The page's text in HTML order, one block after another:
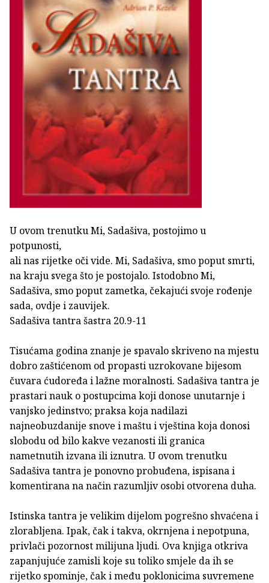
U ovom trenutku Mi, Sadašiva, postojimo u
potpunosti,
ali nas rijetke oči vide. Mi, Sadašiva, smo poput smrti,
na kraju svega što je postojalo. Istodobno Mi,
Sadašiva, smo poput zametka, čekajući svoje rođenje
sada, ovdje i zauvijek.
Sadašiva tantra šastra 20.9-11
Tisućama godina znanje je spavalo skriveno na mjestu
dobro zaštićenom od propasti uzrokovane bijesom
čuvara ćudoređa i lažne moralnosti. Sadašiva tantra je
prastari nauk o postupcima koji donose unutarnje i
vanjsko jedinstvo; praksa koja nadilazi
najneobuzdanije snove i maštu i vještina koja donosi
slobodu od bilo kakve vezanosti ili granica
nametnutih izvana ili iznutra. U ovom trenutku
Sadašiva tantra je ponovno probuđena, ispisana i
komentirana na način razumljiv osobi otvorena duha.
Istinska tantra je velikim dijelom pogrešno shvaćena i
zlorabljena. Ipak, čak i takva, okrnjena i nepotpuna,
privlači pozornost milijuna ljudi. Ova knjiga otkriva
zapanjujuće zamisli koje su toliko smjele da ih se
rijetko spominje, čak i među poklonicima suvremene